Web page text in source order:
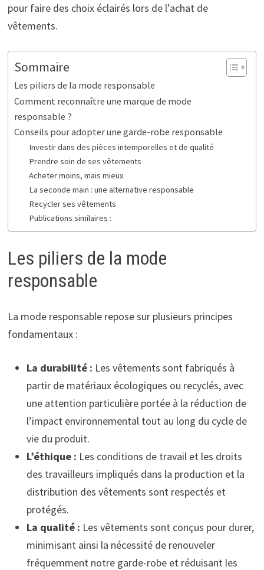
pour faire des choix éclairés lors de l’achat de
vêtements.
Sommaire
Les piliers de la mode responsable
Comment reconnaître une marque de mode
responsable ?
Conseils pour adopter une garde-robe responsable
Investir dans des pièces intemporelles et de qualité
Prendre soin de ses vêtements
Acheter moins, mais mieux
La seconde main : une alternative responsable
Recycler ses vêtements
Publications similaires :
Les piliers de la mode
responsable
La mode responsable repose sur plusieurs principes
fondamentaux :
La durabilité : Les vêtements sont fabriqués à
partir de matériaux écologiques ou recyclés, avec
une attention particulière portée à la réduction de
l’impact environnemental tout au long du cycle de
vie du produit.
L’éthique : Les conditions de travail et les droits
des travailleurs impliqués dans la production et la
distribution des vêtements sont respectés et
protégés.
La qualité : Les vêtements sont conçus pour durer,
minimisant ainsi la nécessité de renouveler
fréquemment notre garde-robe et réduisant les